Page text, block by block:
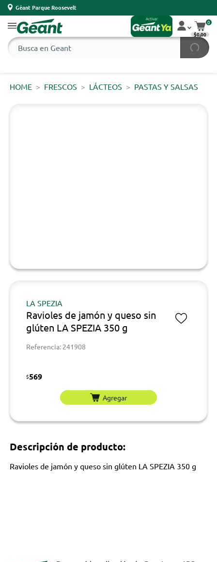
Géant Parque Roosevelt
0
$0,00
HOME FRESCOS LÁCTEOS PASTAS Y SALSAS
LA SPEZIA
Ravioles de jamón y queso sin
glúten LA SPEZIA 350 g
Referencia: 241908
$569
Agregar
Descripción de producto:
Ravioles de jamón y queso sin glúten LA SPEZIA 350 g